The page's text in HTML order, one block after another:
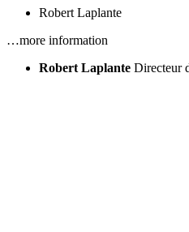
Robert Laplante
…more information
Robert Laplante Directeur